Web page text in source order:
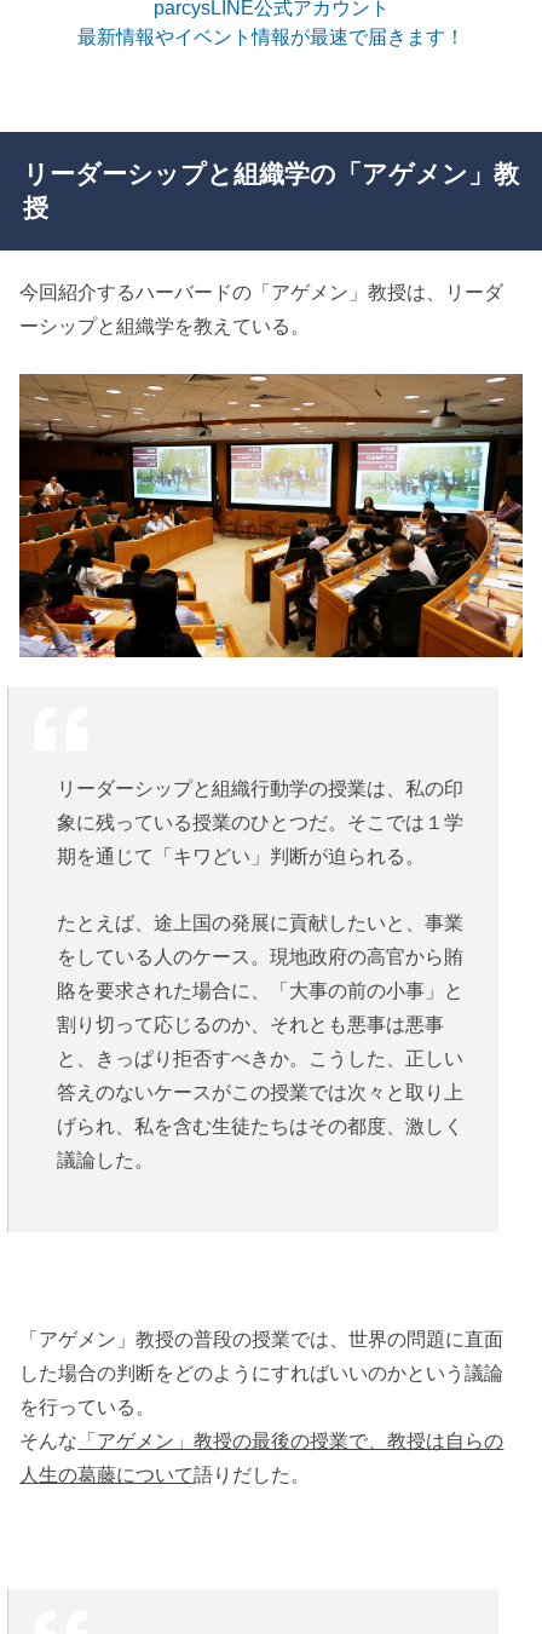
parcysLINE公式アカウント
最新情報やイベント情報が最速で届きます！
リーダーシップと組織学の「アゲメン」教
授
今回紹介するハーバードの「アゲメン」教授は、リーダ
ーシップと組織学を教えている。
リーダーシップと組織行動学の授業は、私の印
象に残っている授業のひとつだ。そこでは１学
期を通じて「キワどい」判断が迫られる。
たとえば、途上国の発展に貢献したいと、事業
をしている人のケース。現地政府の高官から賄
賂を要求された場合に、「大事の前の小事」と
割り切って応じるのか、それとも悪事は悪事
と、きっぱり拒否すべきか。こうした、正しい
答えのないケースがこの授業では次々と取り上
げられ、私を含む生徒たちはその都度、激しく
議論した。
「アゲメン」教授の普段の授業では、世界の問題に直面
した場合の判断をどのようにすればいいのかという議論
を行っている。
そんな 「アゲメン」教授の最後の授業で、教授は自らの
人生の葛藤について語りだした。